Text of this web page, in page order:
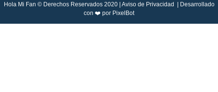
Hola Mi Fan © Derechos Reservados 2020 | Aviso de Privacidad | Desarrollado
con ❤️ por PixelBot